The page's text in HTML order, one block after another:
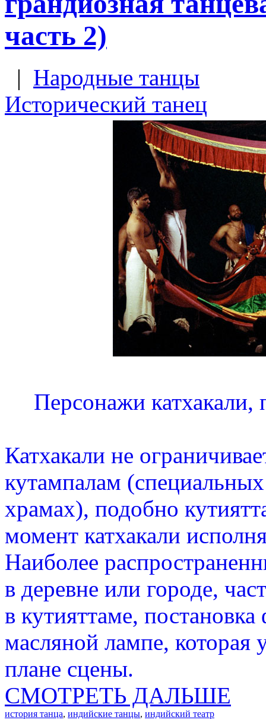
часть 2)
| Народные танцы
Исторический танец
Персонажи катхакали,
Катхакали не
кутампалам
храмах), подобно
момент катхакали
Наиболее
в деревне или городе,
в кутияттаме,
масляной лампе, которая
плане сцены.
СМОТРЕТЬ ДАЛЬШЕ
история танца, индийские танцы, индийский театр